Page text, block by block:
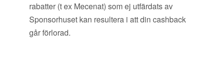
rabatter (t ex Mecenat) som ej utfärdats av
Sponsorhuset kan resultera i att din cashback
går förlorad.